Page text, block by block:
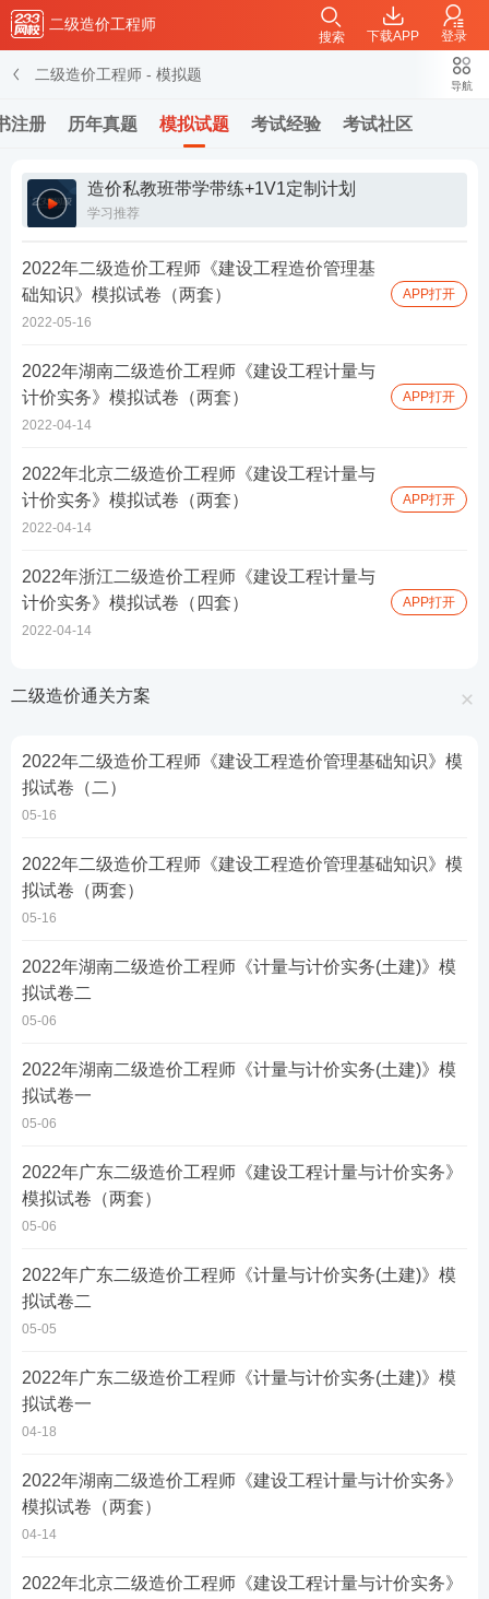
二级造价工程师
下载APP 登录
搜索
二级造价工程师 - 模拟题
注册 历年真题 模拟试题 考试经验 考试社区
导航
造价私教班带学带练+1V1定制计划
学习推荐
2022年二级造价工程师《建设工程造价管理基
础知识》模拟试卷（两套）
2022-05-16
APP打开
2022年湖南二级造价工程师《建设工程计量与
计价实务》模拟试卷（两套）
2022-04-14
APP打开
2022年北京二级造价工程师《建设工程计量与
计价实务》模拟试卷（两套）
2022-04-14
APP打开
2022年浙江二级造价工程师《建设工程计量与
计价实务》模拟试卷（四套）
2022-04-14
APP打开
二级造价通关方案
2022年二级造价工程师《建设工程造价管理基础知识》模
拟试卷（二）
05-16
2022年二级造价工程师《建设工程造价管理基础知识》模
拟试卷（两套）
05-16
2022年湖南二级造价工程师《计量与计价实务(土建)》模
拟试卷二
05-06
2022年湖南二级造价工程师《计量与计价实务(土建)》模
拟试卷一
05-06
2022年广东二级造价工程师《建设工程计量与计价实务》
模拟试卷（两套）
05-06
2022年广东二级造价工程师《计量与计价实务(土建)》模
拟试卷二
05-05
2022年广东二级造价工程师《计量与计价实务(土建)》模
拟试卷一
04-18
2022年湖南二级造价工程师《建设工程计量与计价实务》
模拟试卷（两套）
04-14
2022年北京二级造价工程师《建设工程计量与计价实务》